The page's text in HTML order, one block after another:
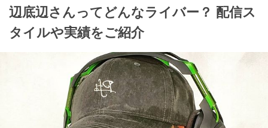
辺底辺さんってどんなライバー？ 配信ス
タイルや実績をご紹介